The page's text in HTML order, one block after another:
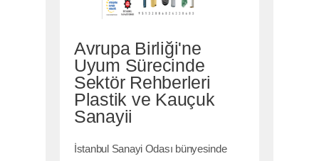
Avrupa Birliği'ne
Uyum Sürecinde
Sektör Rehberleri
Plastik ve Kauçuk
Sanayii
İstanbul Sanayi Odası bünyesinde